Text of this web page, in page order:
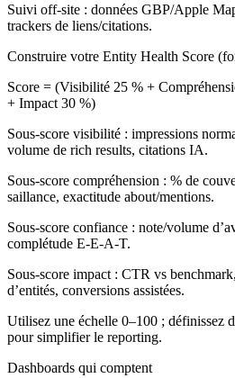
Suivi off‑site : données GBP/Apple
trackers de liens/citations.
Construire votre Entity Health Score
Score = (Visibilité 25 % +
+ Impact 30 %)
Sous‑score visibilité : impressions
volume de rich results, citations IA.
Sous‑score compréhension : % de
saillance, exactitude about/mentions.
Sous‑score confiance : note/volume
complétude E‑E‑A‑T.
Sous‑score impact : CTR vs
d’entités, conversions assistées.
Utilisez une échelle 0–100 ; définissez
pour simplifier le reporting.
Dashboards qui comptent